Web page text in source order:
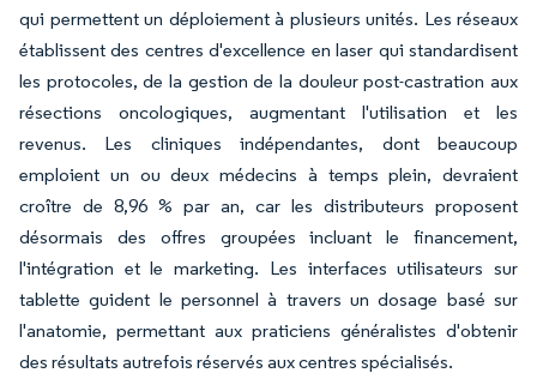
qui permettent un déploiement à plusieurs unités. Les réseaux
établissent des centres d'excellence en laser qui standardisent
les protocoles, de la gestion de la douleur post-castration aux
résections oncologiques, augmentant l'utilisation et les
revenus. Les cliniques indépendantes, dont beaucoup
emploient un ou deux médecins à temps plein, devraient
croître de 8,96 % par an, car les distributeurs proposent
désormais des offres groupées incluant le financement,
l'intégration et le marketing. Les interfaces utilisateurs sur
tablette guident le personnel à travers un dosage basé sur
l'anatomie, permettant aux praticiens généralistes d'obtenir
des résultats autrefois réservés aux centres spécialisés.